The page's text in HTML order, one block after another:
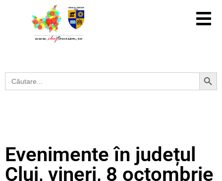
Search
for:
Search Button
Evenimente în județul
Cluj, vineri, 8 octombrie